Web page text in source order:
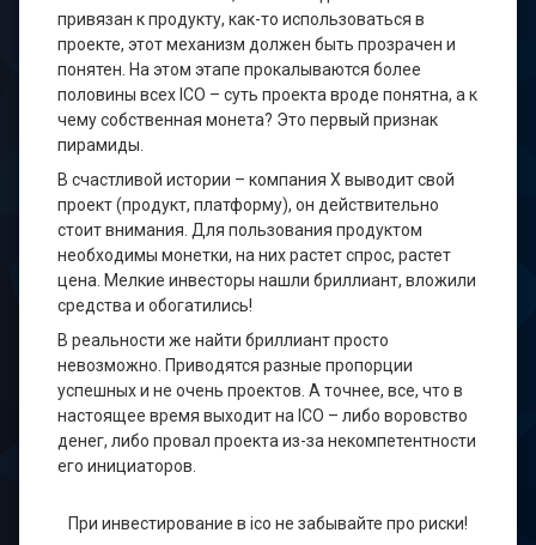
привязан к продукту, как-то использоваться в
проекте, этот механизм должен быть прозрачен и
понятен. На этом этапе прокалываются более
половины всех ICO – суть проекта вроде понятна, а к
чему собственная монета? Это первый признак
пирамиды.
В счастливой истории – компания Х выводит свой
проект (продукт, платформу), он действительно
стоит внимания. Для пользования продуктом
необходимы монетки, на них растет спрос, растет
цена. Мелкие инвесторы нашли бриллиант, вложили
средства и обогатились!
В реальности же найти бриллиант просто
невозможно. Приводятся разные пропорции
успешных и не очень проектов. А точнее, все, что в
настоящее время выходит на ICO – либо воровство
денег, либо провал проекта из-за некомпетентности
его инициаторов.
При инвестирование в ico не забывайте про риски!